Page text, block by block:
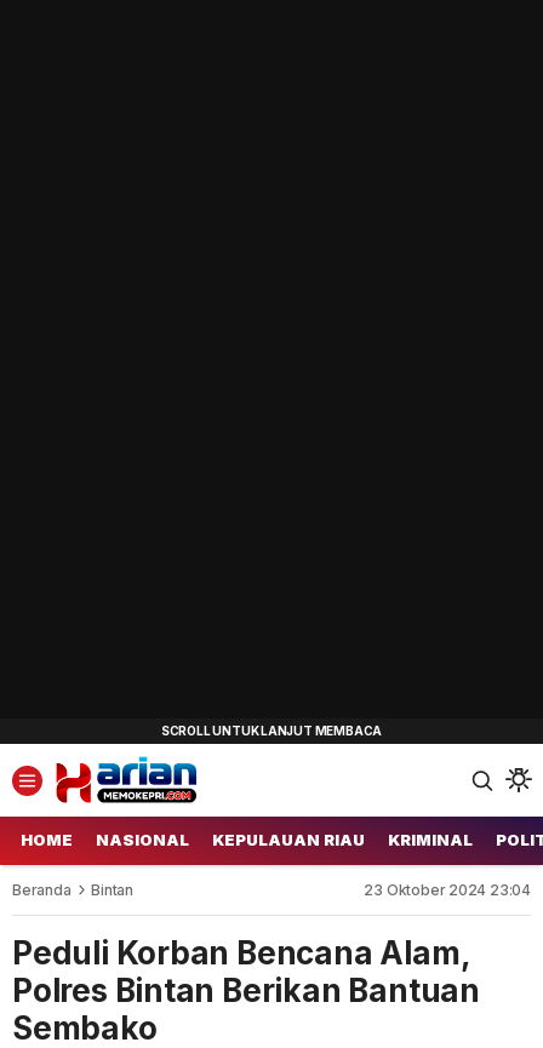
HOME NASIONAL KEPULAUAN RIAU KRIMINAL
Beranda Bintan 23 Oktober 2024 23:04
Peduli Korban Bencana Alam,
Polres Bintan Berikan Bantuan
Sembako